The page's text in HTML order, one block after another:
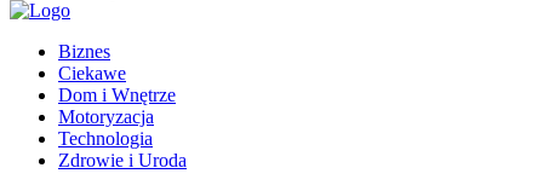
Biznes
Ciekawe
Dom i Wnętrze
Motoryzacja
Technologia
Zdrowie i Uroda